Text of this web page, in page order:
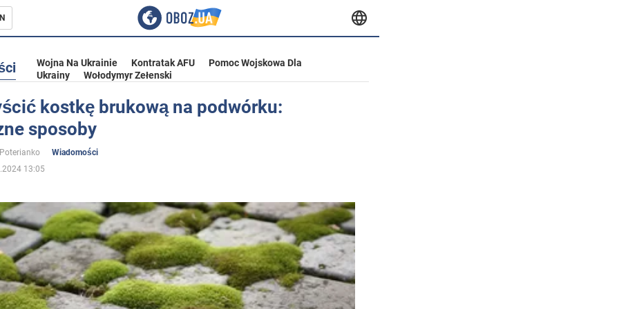
Ukrainie
Wojna Na Ukrainie Kontratak AFU
Pomoc Wojskowa Dla
Ukrainy
Wołodymyr Zełenski
kostkę brukową na podwórku:
sposoby
Wiadomości
13:05